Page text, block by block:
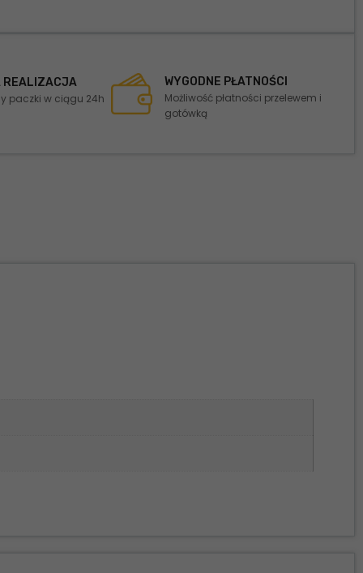
REALIZACJA
paczki w ciągu 24h
WYGODNE PŁATNOŚCI
Możliwość płatności przelewem i
gotówką